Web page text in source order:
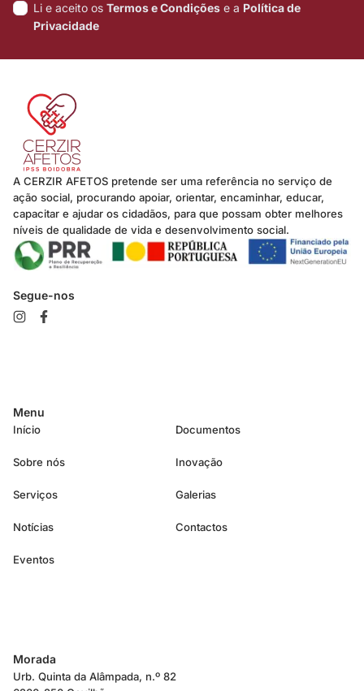
Li e aceito os Termos e Condiçõese a Política de
Privacidade
A CERZIR AFETOS pretende ser uma referência no serviço de
ação social, procurando apoiar, orientar, encaminhar, educar,
capacitar e ajudar os cidadãos, para que possam obter melhores
níveis de qualidade de vida e desenvolvimento social.
Segue-nos
Menu
Início
Sobre nós
Serviços
Notícias
Eventos
Documentos
Inovação
Galerias
Contactos
Morada
Urb. Quinta da Alâmpada, n.º 82